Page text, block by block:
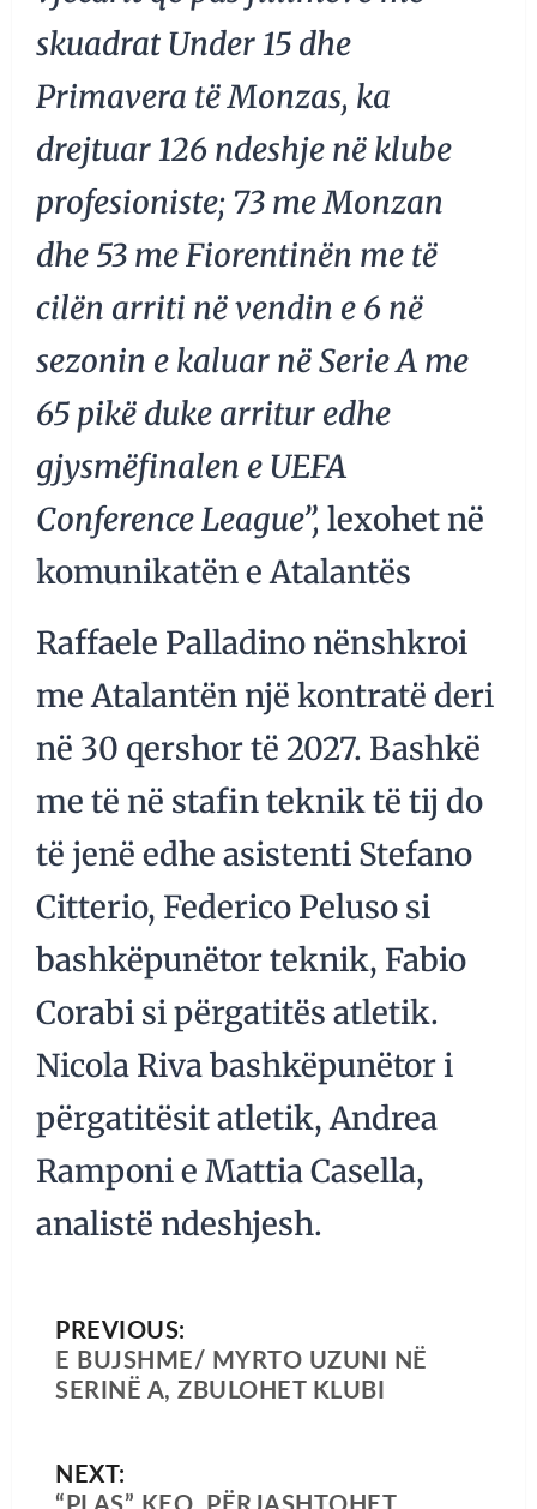
skuadrat Under 15 dhe
Primavera të Monzas, ka
drejtuar 126 ndeshje në klube
profesioniste; 73 me Monzan
dhe 53 me Fiorentinën me të
cilën arriti në vendin e 6 në
sezonin e kaluar në Serie A me
65 pikë duke arritur edhe
gjysmëfinalen e UEFA
Conference League”, lexohet në
komunikatën e Atalantës
Raffaele Palladino nënshkroi
me Atalantën një kontratë deri
në 30 qershor të 2027. Bashkë
me të në stafin teknik të tij do
të jenë edhe asistenti Stefano
Citterio, Federico Peluso si
bashkëpunëtor teknik, Fabio
Corabi si përgatitës atletik.
Nicola Riva bashkëpunëtor i
përgatitësit atletik, Andrea
Ramponi e Mattia Casella,
analistë ndeshjesh.
PREVIOUS:
E BUJSHME/ MYRTO UZUNI NË
SERINË A, ZBULOHET KLUBI
NEXT: